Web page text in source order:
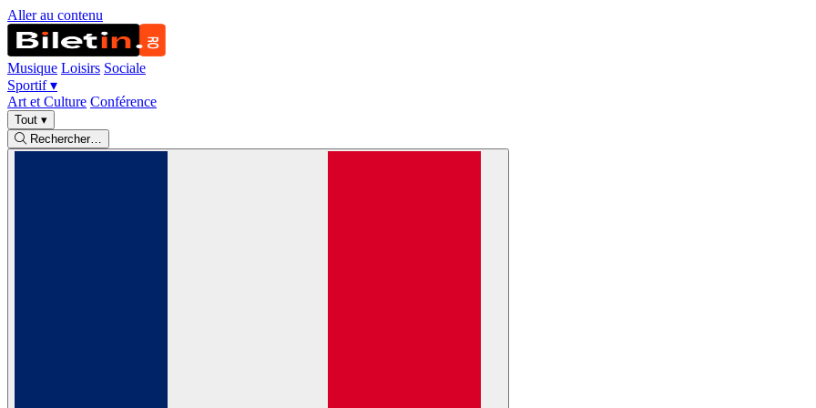
Aller au contenu
Musique Loisirs Sociale
Sportif▾
Art et Culture Conférence
Tout ▾
Rechercher…